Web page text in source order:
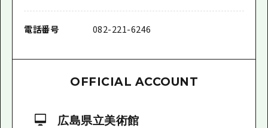
電話番号 082-221-6246
OFFICIAL ACCOUNT
広島県立美術館